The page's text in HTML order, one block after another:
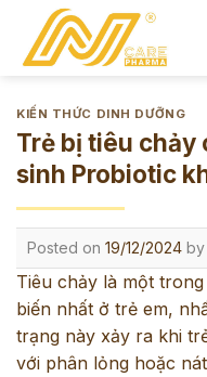
content
KIẾN THỨC DINH DƯỠNG
Trẻ bị tiêu chảy
sinh Probiotic
Posted on 19/12/2024 by
Tiêu chảy là một
biến nhất ở trẻ em,
trạng này xảy ra khi
với phân lỏng hoặc